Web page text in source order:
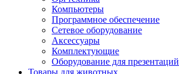
Компьютеры
Программное обеспечение
Сетевое оборудование
Аксессуары
Комплектующие
Оборудование для презентаций
Товары для животных